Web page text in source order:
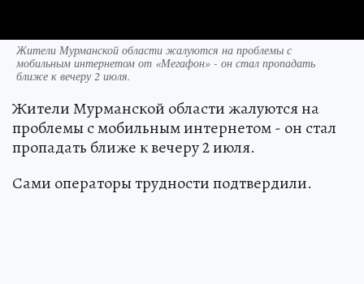
Жители Мурманской области жалуются на проблемы с
мобильным интернетом от «Мегафон» - он стал пропадать
ближе к вечеру 2 июля.
Жители Мурманской области жалуются на
проблемы с мобильным интернетом - он стал
пропадать ближе к вечеру 2 июля.
Сами операторы трудности подтвердили.